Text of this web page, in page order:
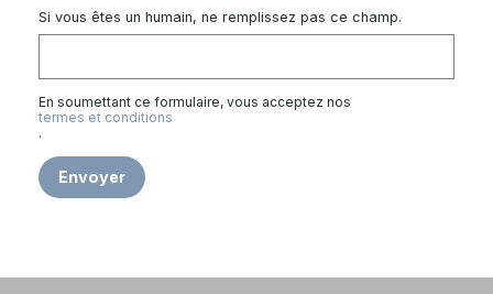
Si vous êtes un humain, ne remplissez pas ce champ.
En soumettant ce formulaire, vous acceptez nos
termes et conditions
.
Envoyer